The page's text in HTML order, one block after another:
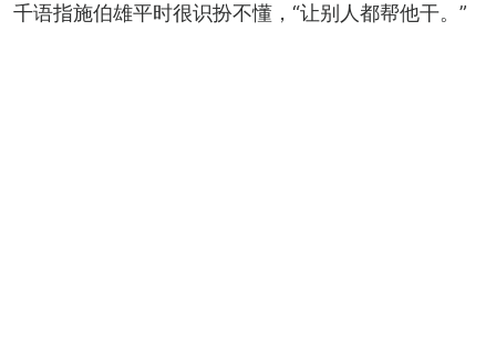
千语指施伯雄平时很识扮不懂，“让别人都帮他干。”